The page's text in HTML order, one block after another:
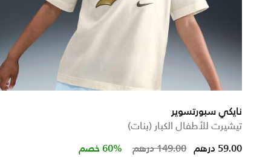
نايكي سبورتسوير
تيشيرت للأطفال الكبار (بنات)
Price reduced from149.00 درهم to 59.00 درهم 60% خصم